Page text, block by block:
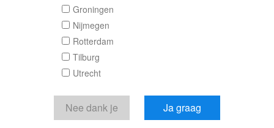
Verstuur je bericht
Door een bericht te sturen kom je in contact met de
aanbieder of makelaar van de woning.
Groningen
Nijmegen
Rotterdam
Tilburg
Utrecht
Nee dank je Ja graag